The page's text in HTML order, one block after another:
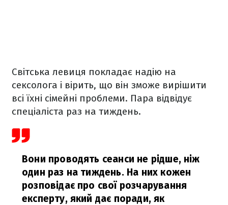
Світська левиця покладає надію на
сексолога і вірить, що він зможе вирішити
всі їхні сімейні проблеми. Пара відвідує
спеціаліста раз на тиждень.
Вони проводять сеанси не рідше, ніж
один раз на тиждень. На них кожен
розповідає про свої розчарування
експерту, який дає поради, як